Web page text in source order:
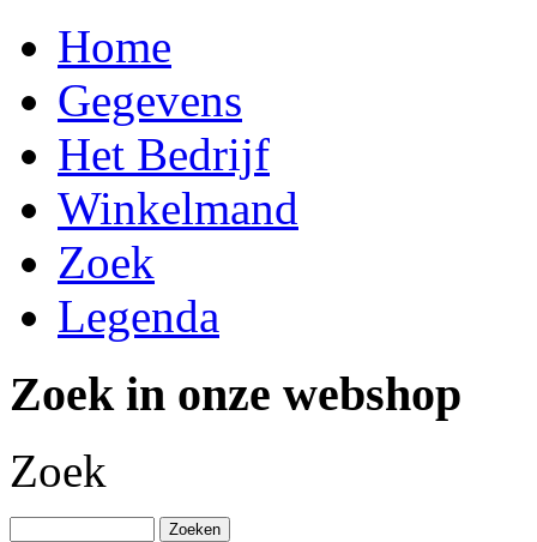
Home
Gegevens
Het Bedrijf
Winkelmand
Zoek
Legenda
Zoek in onze webshop
Zoek